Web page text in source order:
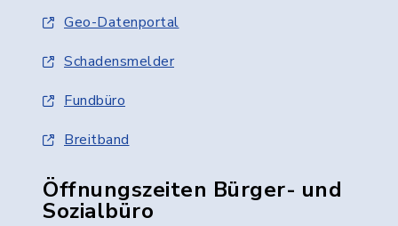
Geo-Datenportal
Schadensmelder
Fundbüro
Breitband
Öffnungszeiten Bürger- und
Sozialbüro